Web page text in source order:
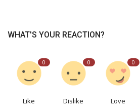
WHAT'S YOUR REACTION?
0
Like
0
Dislike
0
Love